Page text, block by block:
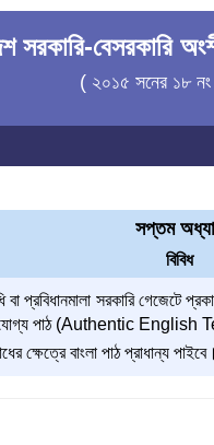
সরকারি-বেসরকারি
( ২০১৫ সনের ১৮
সপ্তম
বিবিধ
সরকারি গেজেটে
পাঠ (Authentic English
ক্ষেত্রে বাংলা পাঠ প্রাধান্য পাইবে।